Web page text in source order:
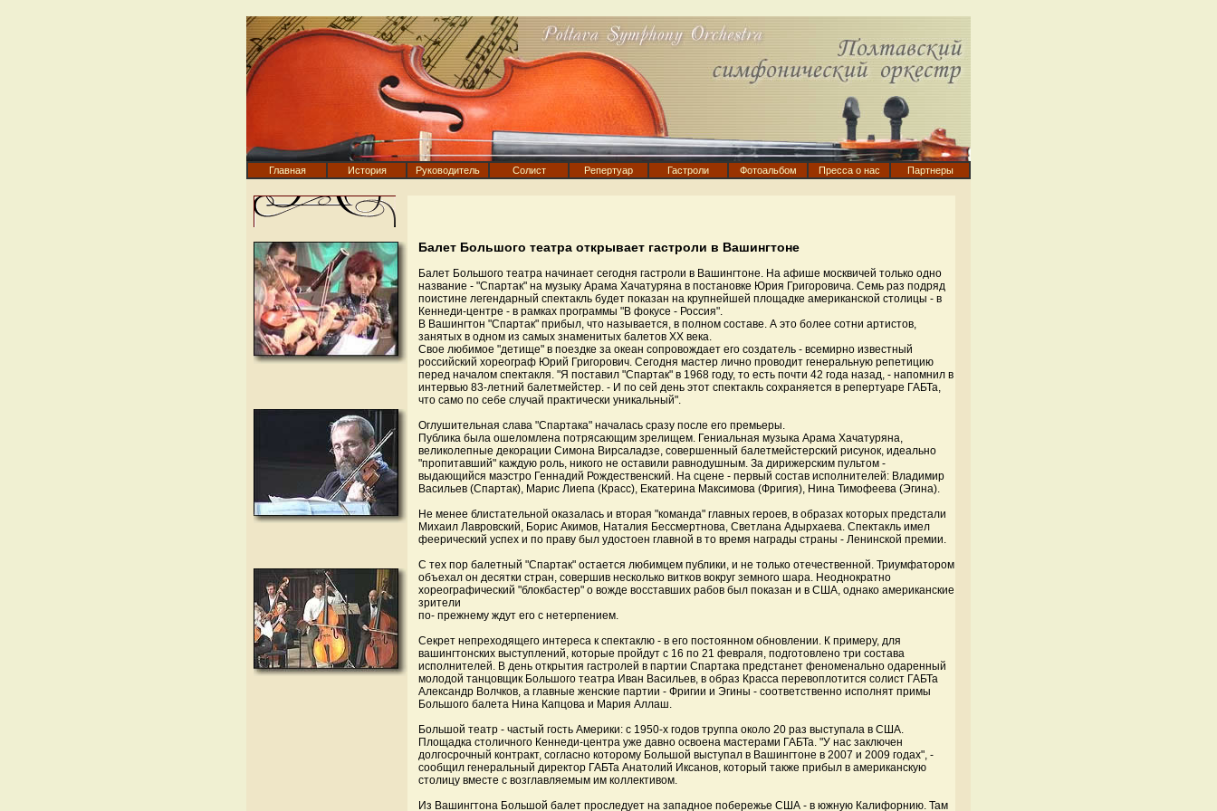
Главная История Руководитель Солист Репертуар Гастроли Фотоальбом Пресса о нас Партнеры
Балет Большого театра открывает гастроли в Вашингтоне
Балет Большого театра начинает сегодня гастроли в Вашингтоне. На афише москвичей только одно
название - "Спартак" на музыку Арама Хачатуряна в постановке Юрия Григоровича. Семь раз подряд
поистине легендарный спектакль будет показан на крупнейшей площадке американской столицы - в
Кеннеди-центре - в рамках программы "В фокусе - Россия".
В Вашингтон "Спартак" прибыл, что называется, в полном составе. А это более сотни артистов,
занятых в одном из самых знаменитых балетов ХХ века.
Свое любимое "детище" в поездке за океан сопровождает его создатель - всемирно известный
российский хореограф Юрий Григорович. Сегодня мастер лично проводит генеральную репетицию
перед началом спектакля. "Я поставил "Спартак" в 1968 году, то есть почти 42 года назад, - напомнил в
интервью 83-летний балетмейстер. - И по сей день этот спектакль сохраняется в репертуаре ГАБТа,
что само по себе случай практически уникальный".
Оглушительная слава "Спартака" началась сразу после его премьеры.
Публика была ошеломлена потрясающим зрелищем. Гениальная музыка Арама Хачатуряна,
великолепные декорации Симона Вирсаладзе, совершенный балетмейстерский рисунок, идеально
"пропитавший" каждую роль, никого не оставили равнодушным. За дирижерским пультом -
выдающийся маэстро Геннадий Рождественский. На сцене - первый состав исполнителей: Владимир
Васильев (Спартак), Марис Лиепа (Красс), Екатерина Максимова (Фригия), Нина Тимофеева (Эгина).
Не менее блистательной оказалась и вторая "команда" главных героев, в образах которых предстали
Михаил Лавровский, Борис Акимов, Наталия Бессмертнова, Светлана Адырхаева. Спектакль имел
феерический успех и по праву был удостоен главной в то время награды страны - Ленинской премии.
С тех пор балетный "Спартак" остается любимцем публики, и не только отечественной. Триумфатором
объехал он десятки стран, совершив несколько витков вокруг земного шара. Неоднократно
хореографический "блокбастер" о вожде восставших рабов был показан и в США, однако американские
зрители
по- прежнему ждут его с нетерпением.
Секрет непреходящего интереса к спектаклю - в его постоянном обновлении. К примеру, для
вашингтонских выступлений, которые пройдут с 16 по 21 февраля, подготовлено три состава
исполнителей. В день открытия гастролей в партии Спартака предстанет феноменально одаренный
молодой танцовщик Большого театра Иван Васильев, в образ Красса перевоплотится солист ГАБТа
Александр Волчков, а главные женские партии - Фригии и Эгины - соответственно исполнят примы
Большого балета Нина Капцова и Мария Аллаш.
Большой театр - частый гость Америки: с 1950-х годов труппа около 20 раз выступала в США.
Площадка столичного Кеннеди-центра уже давно освоена мастерами ГАБТа. "У нас заключен
долгосрочный контракт, согласно которому Большой выступал в Вашингтоне в 2007 и 2009 годах", -
сообщил генеральный директор ГАБТа Анатолий Иксанов, который также прибыл в американскую
столицу вместе с возглавляемым им коллективом.
Из Вашингтона Большой балет проследует на западное побережье США - в южную Калифорнию. Там